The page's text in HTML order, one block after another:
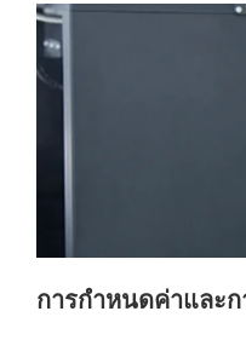
การกำหนดค่าและ